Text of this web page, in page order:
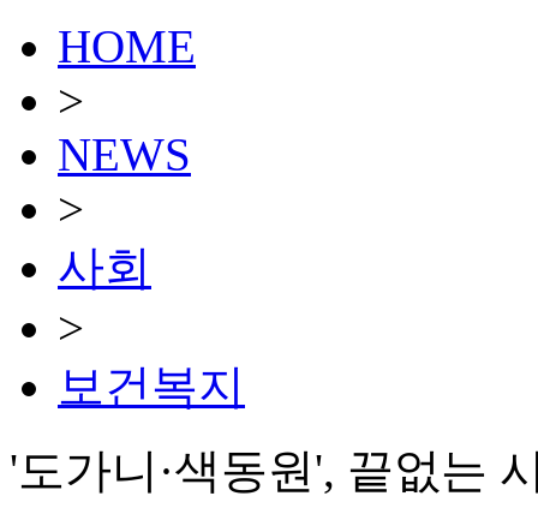
HOME
>
NEWS
>
사회
>
보건복지
'도가니·색동원', 끝없는